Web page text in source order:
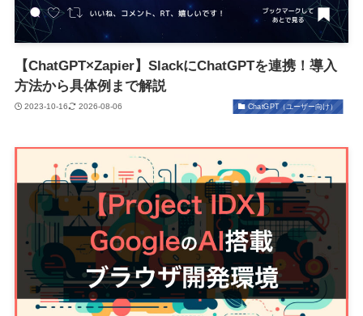
【ChatGPT×Zapier】SlackにChatGPTを連携！導入
方法から具体例まで解説
2023-10-16 2026-08-06 ChatGPT（ユーザー向け）